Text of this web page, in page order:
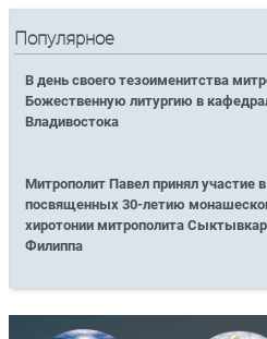
Популярное
В день своего тезоименитства
Божественную литургию в
Владивостока
Митрополит Павел принял участие
посвященных 30-летию
хиротонии митрополита
Филиппа